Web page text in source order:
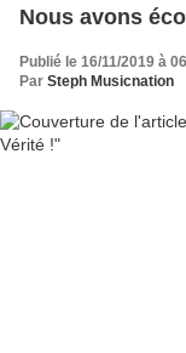
Nous avons
Publié le 16/11/2019 à
Par Steph Musicnation